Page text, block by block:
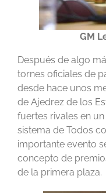
GM
Después de algo
tornes oficiales de
desde hace unos
de Ajedrez de los
fuertes rivales en
sistema de Todos
importante evento
concepto de
de la primera plaza.